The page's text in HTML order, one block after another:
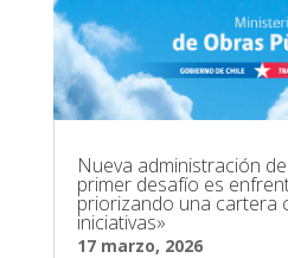
Nueva administración
primer desafío es
priorizando una cartera
iniciativas»
17 marzo, 2026